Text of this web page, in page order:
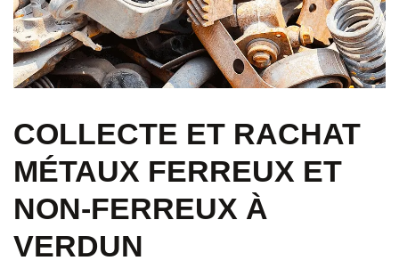
COLLECTE ET RACHAT
MÉTAUX FERREUX ET
NON-FERREUX À
VERDUN